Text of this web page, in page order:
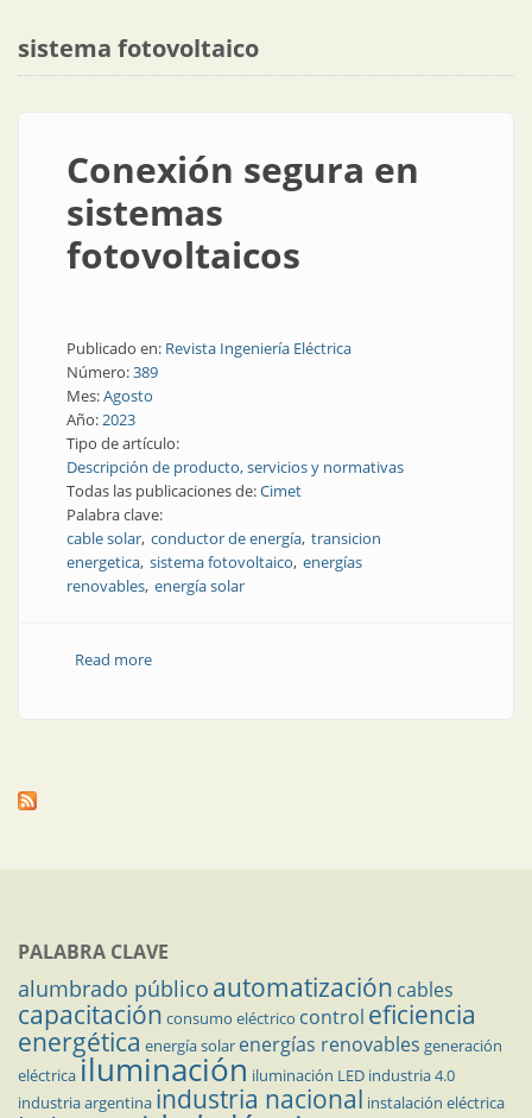
sistema fotovoltaico
Conexión segura en
sistemas
fotovoltaicos
Publicado en: Revista Ingeniería Eléctrica
Número:389
Mes:Agosto
Año:2023
Tipo de artículo:
Descripción de producto, servicios y normativas
Todas las publicaciones de:Cimet
Palabra clave:
cable solar conductor de energía transicion
energetica sistema fotovoltaico energías
renovables energía solar
Read moreabout Conexión segura en sistemas fotovoltaicos
PALABRA CLAVE
alumbrado público automatización cables
capacitación consumo eléctrico control eficiencia
energética energía solar energías renovables generación
eléctricailuminación iluminación LED industria 4.0
industria argentina industria nacional instalación eléctrica